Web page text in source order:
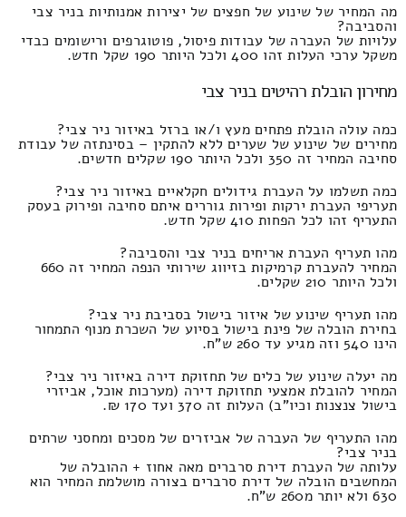
מה המחיר של שינוע של חפצים של יצירות אמנותיות בניר צבי
והסביבה?
עלויות של העברה של עבודות פיסול, פוטוגרפים ורישומים כבדי
משקל ערכי העלות זהו 400 ולכל היותר 190 שקל חדש.
מחירון הובלת רהיטים בניר צבי
כמה עולה הובלת פתחים מעץ ו/או ברזל באיזור ניר צבי?
מחירים של שינוע של שערים ללא להתקין – בסינתזה של עבודת
סחיבה המחיר זה 350 ולכל היותר 190 שקלים חדשים.
כמה תשלמו על העברת גידולים חקלאיים באיזור ניר צבי?
תעריפי העברת ירקות ופירות גוררים איתם סחיבה ופירוק בעסק
התעריף זהו לכל הפחות 410 שקל חדש.
מהו תעריף העברת אריחים בניר צבי והסביבה?
המחיר להעברת קרמיקות בזיווג שירותי הנפה המחיר זה 660
ולכל היותר 210 שקלים.
מהו תעריף שינוע של איזור בישול בסביבת ניר צבי?
בחירת הובלה של פינת בישול בסיוע של השכרת מנוף התמחור
הינו 540 וזה מגיע עד 260 ש"ח.
מה יעלה שינוע של כלים של תחזוקת דירה באיזור ניר צבי?
המחיר להובלת אמצעי תחזוקת דירה (מערכות אוכל, אביזרי
בישול צנצנות וכיו"ב) העלות זה 370 ועד 170 ₪.
מהו התעריף של העברה של אביזרים של מסכים ומחסני שרתים
בניר צבי?
עלותה של העברת דירת סרברים מאה אחוז + ההובלה של
המחשבים הובלה של דירת סרברים בצורה מושלמת המחיר הוא
630 ולא יותר מ260 ש"ח.